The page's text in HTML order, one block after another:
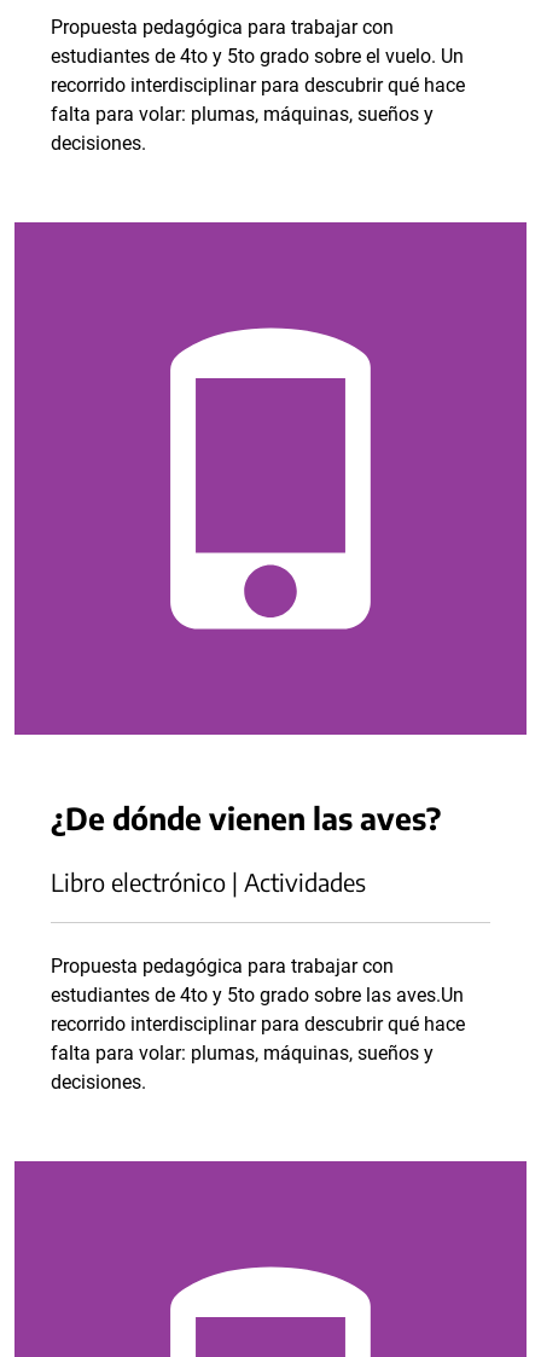
Propuesta pedagógica para trabajar con
estudiantes de 4to y 5to grado sobre el vuelo. Un
recorrido interdisciplinar para descubrir qué hace
falta para volar: plumas, máquinas, sueños y
decisiones.
¿De dónde vienen las aves?
Libro electrónico | Actividades
Propuesta pedagógica para trabajar con
estudiantes de 4to y 5to grado sobre las aves.Un
recorrido interdisciplinar para descubrir qué hace
falta para volar: plumas, máquinas, sueños y
decisiones.